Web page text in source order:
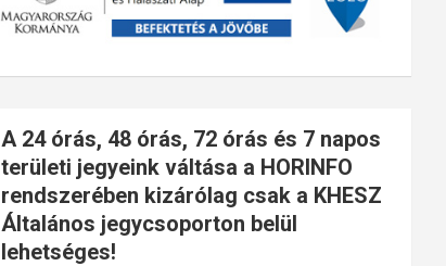
A 24 órás, 48 órás, 72 órás és 7 napos
területi jegyeink váltása a HORINFO
rendszerében kizárólag csak a KHESZ
Általános jegycsoporton belül
lehetséges!